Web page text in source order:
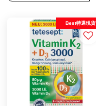
Best特選現貨